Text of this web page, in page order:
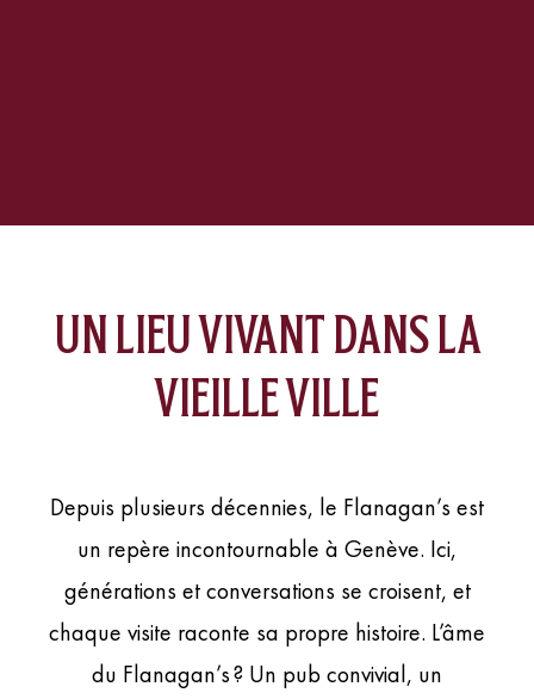
UN LIEU VIVANT DANS LA
VIEILLE VILLE
Depuis plusieurs décennies, le Flanagan’s est
un repère incontournable à Genève. Ici,
générations et conversations se croisent, et
chaque visite raconte sa propre histoire. L’âme
du Flanagan’s ? Un pub convivial, un